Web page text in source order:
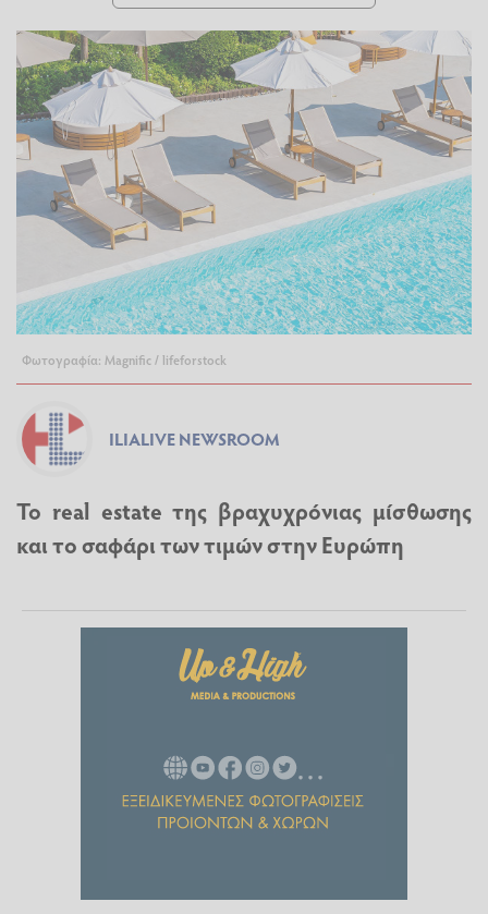
Φωτογραφία: Magnific / lifeforstock
ILIALIVE NEWSROOM
Το real estate της βραχυχρόνιας μίσθωσης
και το σαφάρι των τιμών στην Ευρώπη